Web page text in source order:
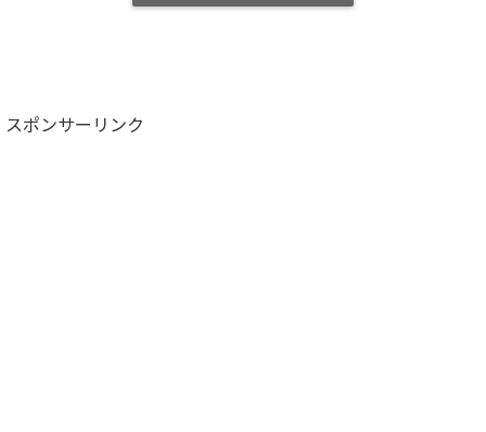
スポンサーリンク